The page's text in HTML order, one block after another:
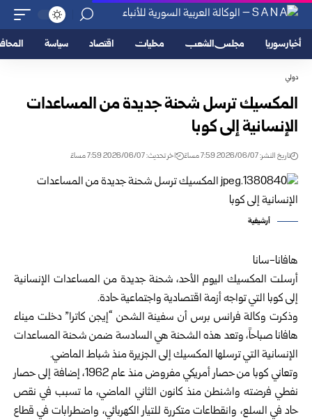
أخبار سوريا مجلس الشعب محليات اقتصاد سياسة
دولي
المكسيك ترسل شحنة جديدة من المساعدات
الإنسانية إلى كوبا
تاريخ النشر: 2026/06/07 7:59 مساءً اخر تحديث: 2026/06/07 7:59 مساءً
أرشيفية
هافانا-سانا
أرسلت المكسيك اليوم الأحد، شحنة جديدة من المساعدات الإنسانية
إلى كوبا التي تواجه أزمة اقتصادية واجتماعية حادة.
وذكرت وكالة فرانس برس أن سفينة الشحن “إيجن كاترا” دخلت ميناء
هافانا صباحاً، وتعد هذه الشحنة هي السادسة ضمن شحنة المساعدات
الإنسانية التي ترسلها المكسيك إلى الجزيرة منذ شباط الماضي.
وتعاني كوبا من حصار أمريكي مفروض منذ عام 1962، إضافة إلى حصار
نفطي فرضته واشنطن منذ كانون الثاني الماضي، ما تسبب في نقص
حاد في السلع، وانقطاعات متكررة للتيار الكهربائي، واضطرابات في قطاع